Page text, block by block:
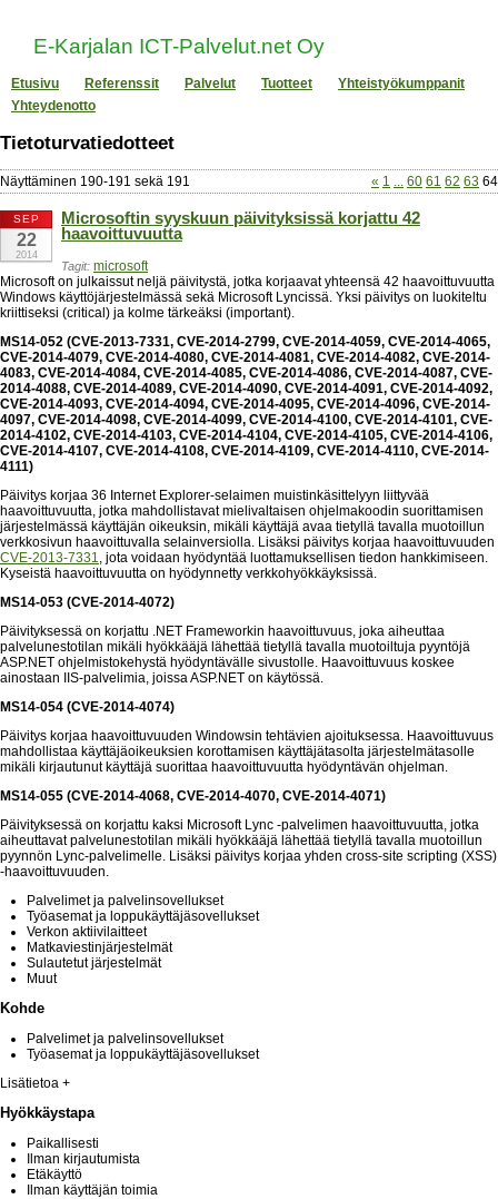
E-Karjalan ICT-Palvelut.net Oy
Etusivu Referenssit Palvelut Tuotteet
Yhteistyökumppanit
Yhteydenotto
Tietoturvatiedotteet
« 1 ... 60 61 62 63 64
Näyttäminen 190-191 sekä 191
SEP
22
2014
Microsoftin syyskuun päivityksissä korjattu 42
haavoittuvuutta
Tagit: microsoft
Microsoft on julkaissut neljä päivitystä, jotka korjaavat yhteensä 42 haavoittuvuutta
Windows käyttöjärjestelmässä sekä Microsoft Lyncissä. Yksi päivitys on luokiteltu
kriittiseksi (critical) ja kolme tärkeäksi (important).
MS14-052 (CVE-2013-7331, CVE-2014-2799, CVE-2014-4059, CVE-2014-4065,
CVE-2014-4079, CVE-2014-4080, CVE-2014-4081, CVE-2014-4082, CVE-2014-
4083, CVE-2014-4084, CVE-2014-4085, CVE-2014-4086, CVE-2014-4087, CVE-
2014-4088, CVE-2014-4089, CVE-2014-4090, CVE-2014-4091, CVE-2014-4092,
CVE-2014-4093, CVE-2014-4094, CVE-2014-4095, CVE-2014-4096, CVE-2014-
4097, CVE-2014-4098, CVE-2014-4099, CVE-2014-4100, CVE-2014-4101, CVE-
2014-4102, CVE-2014-4103, CVE-2014-4104, CVE-2014-4105, CVE-2014-4106,
CVE-2014-4107, CVE-2014-4108, CVE-2014-4109, CVE-2014-4110, CVE-2014-
4111)
Päivitys korjaa 36 Internet Explorer-selaimen muistinkäsittelyyn liittyvää
haavoittuvuutta, jotka mahdollistavat mielivaltaisen ohjelmakoodin suorittamisen
järjestelmässä käyttäjän oikeuksin, mikäli käyttäjä avaa tietyllä tavalla muotoillun
verkkosivun haavoittuvalla selainversiolla. Lisäksi päivitys korjaa haavoittuvuuden
CVE-2013-7331
, jota voidaan hyödyntää luottamuksellisen tiedon hankkimiseen.
Kyseistä haavoittuvuutta on hyödynnetty verkkohyökkäyksissä.
MS14-053 (CVE-2014-4072)
Päivityksessä on korjattu .NET Frameworkin haavoittuvuus, joka aiheuttaa
palvelunestotilan mikäli hyökkääjä lähettää tietyllä tavalla muotoiltuja pyyntöjä
ASP.NET ohjelmistokehystä hyödyntävälle sivustolle. Haavoittuvuus koskee
ainostaan IIS-palvelimia, joissa ASP.NET on käytössä.
MS14-054 (CVE-2014-4074)
Päivitys korjaa haavoittuvuuden Windowsin tehtävien ajoituksessa. Haavoittuvuus
mahdollistaa käyttäjäoikeuksien korottamisen käyttäjätasolta järjestelmätasolle
mikäli kirjautunut käyttäjä suorittaa haavoittuvuutta hyödyntävän ohjelman.
MS14-055 (CVE-2014-4068, CVE-2014-4070, CVE-2014-4071)
Päivityksessä on korjattu kaksi Microsoft Lync -palvelimen haavoittuvuutta, jotka
aiheuttavat palvelunestotilan mikäli hyökkääjä lähettää tietyllä tavalla muotoillun
pyynnön Lync-palvelimelle. Lisäksi päivitys korjaa yhden cross-site scripting (XSS)
-haavoittuvuuden.
Palvelimet ja palvelinsovellukset
Työasemat ja loppukäyttäjäsovellukset
Verkon aktiivilaitteet
Matkaviestinjärjestelmät
Sulautetut järjestelmät
Muut
Kohde
Palvelimet ja palvelinsovellukset
Työasemat ja loppukäyttäjäsovellukset
Lisätietoa +
Hyökkäystapa
Paikallisesti
Ilman kirjautumista
Etäkäyttö
Ilman käyttäjän toimia